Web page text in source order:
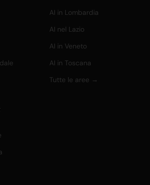
AI in Lombardia
AI nel Lazio
AI in Veneto
AI in Toscana
Tutte le aree →